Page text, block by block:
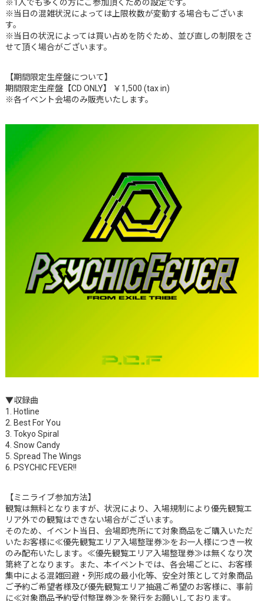
※1人でも多くの方にご参加頂くための設定です。
※当日の混雑状況によっては上限枚数が変動する場合もございま
す。
※当日の状況によっては買い占めを防ぐため、並び直しの制限をさ
せて頂く場合がございます。
【期間限定生産盤について】
期間限定生産盤【CD ONLY】 ￥1,500 (tax in)
※各イベント会場のみ販売いたします。
▼収録曲
1. Hotline
2. Best For You
3. Tokyo Spiral
4. Snow Candy
5. Spread The Wings
6. PSYCHIC FEVER!!
【ミニライブ参加方法】
観覧は無料となりますが、状況により、入場規制により優先観覧エ
リア外での観覧はできない場合がございます。
そのため、イベント当日、会場即売所にて対象商品をご購入いただ
いたお客様に≪優先観覧エリア入場整理券≫をお一人様につき一枚
のみ配布いたします。≪優先観覧エリア入場整理券≫は無くなり次
第終了となります。また、本イベントでは、各会場ごとに、お客様
集中による混雑回避・列形成の最小化等、安全対策として対象商品
ご予約ご希望者様及び優先観覧エリア抽選ご希望のお客様に、事前
に≪対象商品予約受付整理券≫を発行をお願いしております。